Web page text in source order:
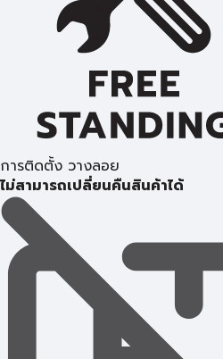
การติดตั้ง วางลอย
ไม่สามารถเปลี่ยนคืนสินค้าได้